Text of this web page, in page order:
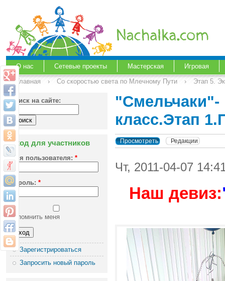
О нас Сетевые проекты Мастерская
Игровая
Главная
› Со скоростью света по Млечному Пути › Этап 5.
Поиск на сайте:
Вход для участников
Имя пользователя: *
Пароль: *
Запомнить меня
Зарегистрироваться
Запросить новый пароль
класс.Этап
Просмотреть Редакции
Чт, 2011-04-07
Наш девиз: